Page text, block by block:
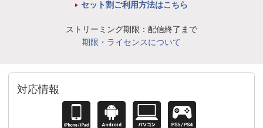
セット割ご利用方法はこちら
ストリーミング期限：配信終了まで
期限・ライセンスについて
対応情報